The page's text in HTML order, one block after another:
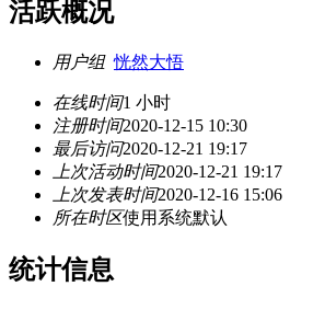
活跃概况
用户组恍然大悟
在线时间1 小时
注册时间2020-12-15 10:30
最后访问2020-12-21 19:17
上次活动时间2020-12-21 19:17
上次发表时间2020-12-16 15:06
所在时区使用系统默认
统计信息